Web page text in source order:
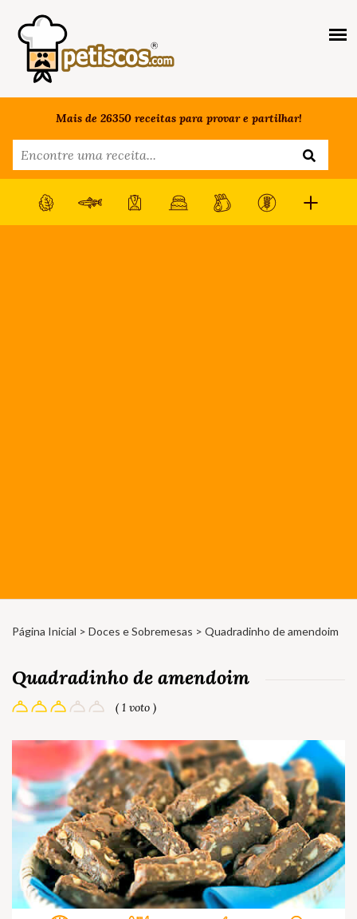
Mais de 26350 receitas para provar e partilhar!
Página Inicial > Doces e Sobremesas > Quadradinho de amendoim
Quadradinho de amendoim
( 1 voto )